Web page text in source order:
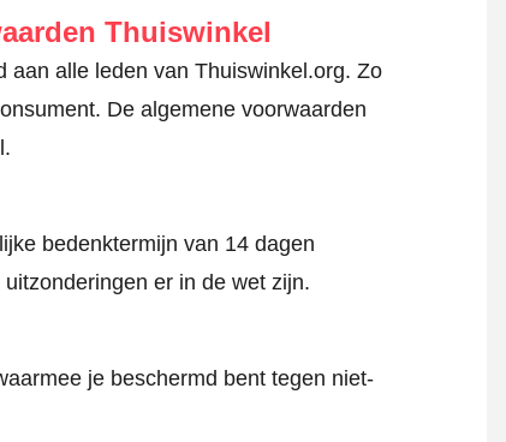
Thuiswinkel
aan alle leden van Thuiswinkel.org. Zo
De algemene voorwaarden
bedenktermijn van 14 dagen
er in de wet zijn.
je beschermd bent tegen niet-